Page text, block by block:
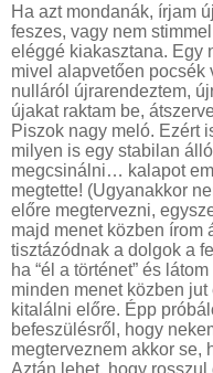
Ha azt mondanák, írjam
feszes, vagy nem
eléggé kiakasztana. Egy
mivel alapvetően pocsék
nulláról újrarendeztem,
újakat raktam be,
Piszok nagy meló. Ezért
milyen is egy stabilan
megcsinálni… kalapot
megtette! (Ugyanakkor
előre megtervezni,
majd menet közben írom
tisztázódnak a dolgok a
ha “él a történet” és
minden menet közben
kitalálni előre. Épp
befeszülésről, hogy
megterveznem akkor se,
Aztán lehet, hogy